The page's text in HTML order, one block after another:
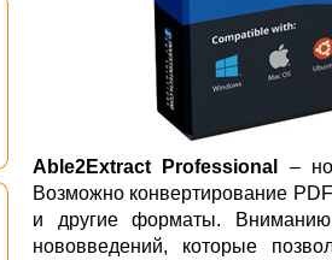
Able2Extract Professional
–
Возможно конвертирование
и другие форматы. Вниманию
нововведений, которые